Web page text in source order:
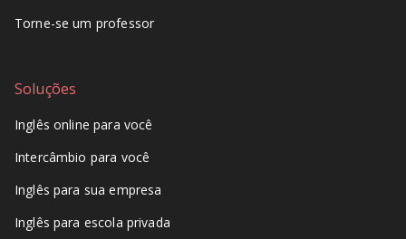
Torne-se um professor
Soluções
Inglês online para você
Intercâmbio para você
Inglês para sua empresa
Inglês para escola privada